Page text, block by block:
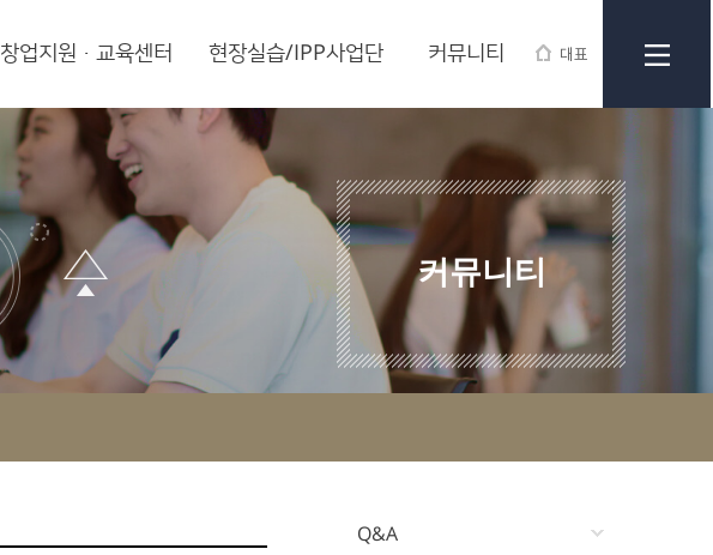
대표
창업지원·교육센터 현장실습/IPP사업단 커뮤니티
커뮤니티
Q&A